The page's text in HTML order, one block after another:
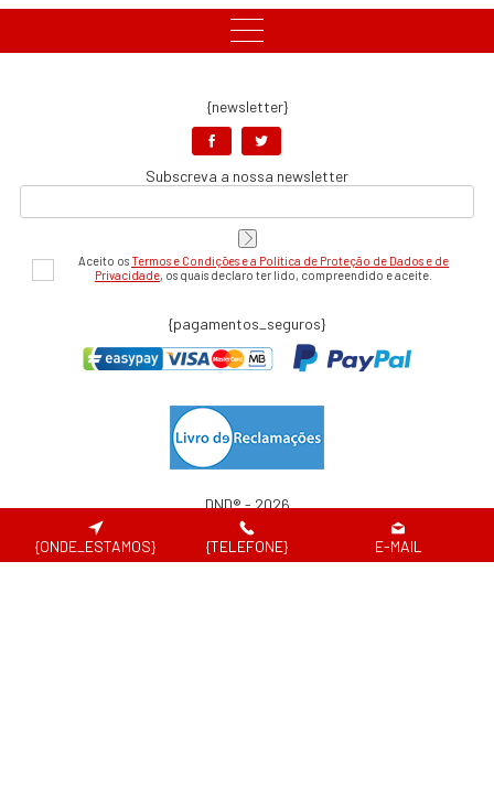
{newsletter}
Subscreva a nossa newsletter
Aceito osTermos e Condições e a Política de Proteção de Dados e de
Privacidade, os quais declaro ter lido, compreendido e aceite.
{pagamentos_seguros}
DND® - 2026
Website desenvolvido por
{ONDE_ESTAMOS} {TELEFONE} E-MAIL